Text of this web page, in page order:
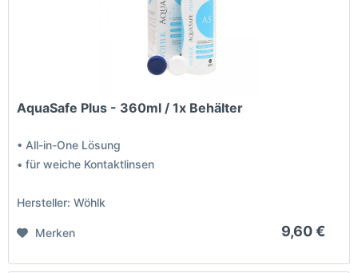
AquaSafe Plus - 360ml / 1x Behälter
• All-in-One Lösung
• für weiche Kontaktlinsen
Hersteller: Wöhlk
9,60 €
Merken